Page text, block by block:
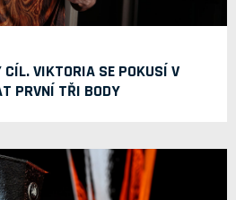
VIKTORIA SE POKUSÍ V
PRVNÍ TŘI BODY